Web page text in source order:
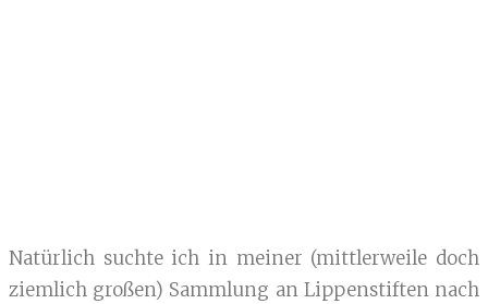
Natürlich suchte ich in meiner (mittlerweile doch
ziemlich großen) Sammlung an Lippenstiften nach